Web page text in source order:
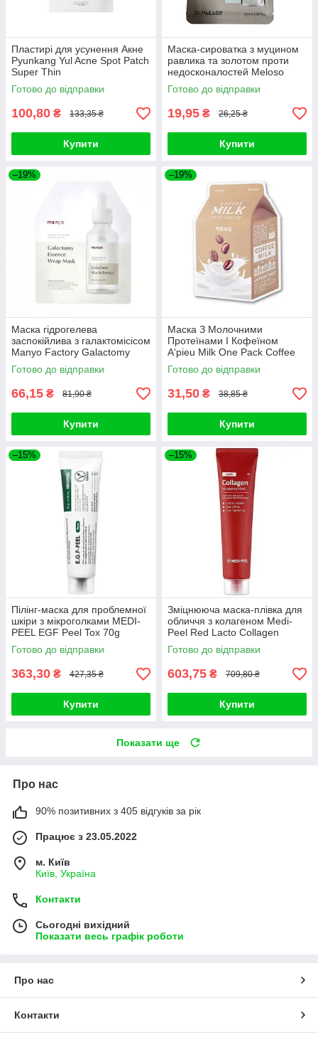
Пластирі для усунення Акне
Pyunkang Yul Acne Spot Patch
Super Thin
Готово до відправки
100,80 ₴ 133,35 ₴
Купити
Маска-сироватка з муцином
равлика та золотом проти
недосконалостей Meloso
Snail + Gold Anti Blemish
Готово до відправки
19,95 ₴ 26,25 ₴
Купити
–19%
Маска гідрогелева
заспокійлива з галактомісісом
Manyo Factory Galactomy
Essence Wrap Mask 30ml
Готово до відправки
66,15 ₴ 81,90 ₴
Купити
–19%
Маска З Молочними
Протеїнами І Кофеїном
A'pieu Milk One Pack Coffee
Milk
Готово до відправки
31,50 ₴ 38,85 ₴
Купити
–15%
Пілінг-маска для проблемної
шкіри з мікроголками MEDI-
PEEL EGF Peel Tox 70g
Готово до відправки
363,30 ₴ 427,35 ₴
Купити
–15%
Зміцнююча маска-плівка для
обличчя з колагеном Medi-
Peel Red Lacto Collagen
Wrapping Mask 70ml
Готово до відправки
603,75 ₴ 709,80 ₴
Купити
Показати ще
Про нас
90% позитивних з 405 відгуків за рік
Працює з 23.05.2022
м. Київ
Київ, Україна
Контакти
Сьогодні вихідний
Показати весь графік роботи
Про нас
Контакти